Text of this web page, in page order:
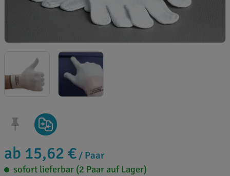
ab 15,62 € / Paar
sofort lieferbar (2 Paar auf Lager)